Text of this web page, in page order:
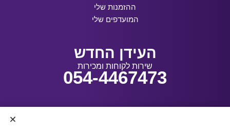
ההזמנות שלי
המועדפים שלי
העידן החדש
שירות לקוחות ומכירות
054-4467473